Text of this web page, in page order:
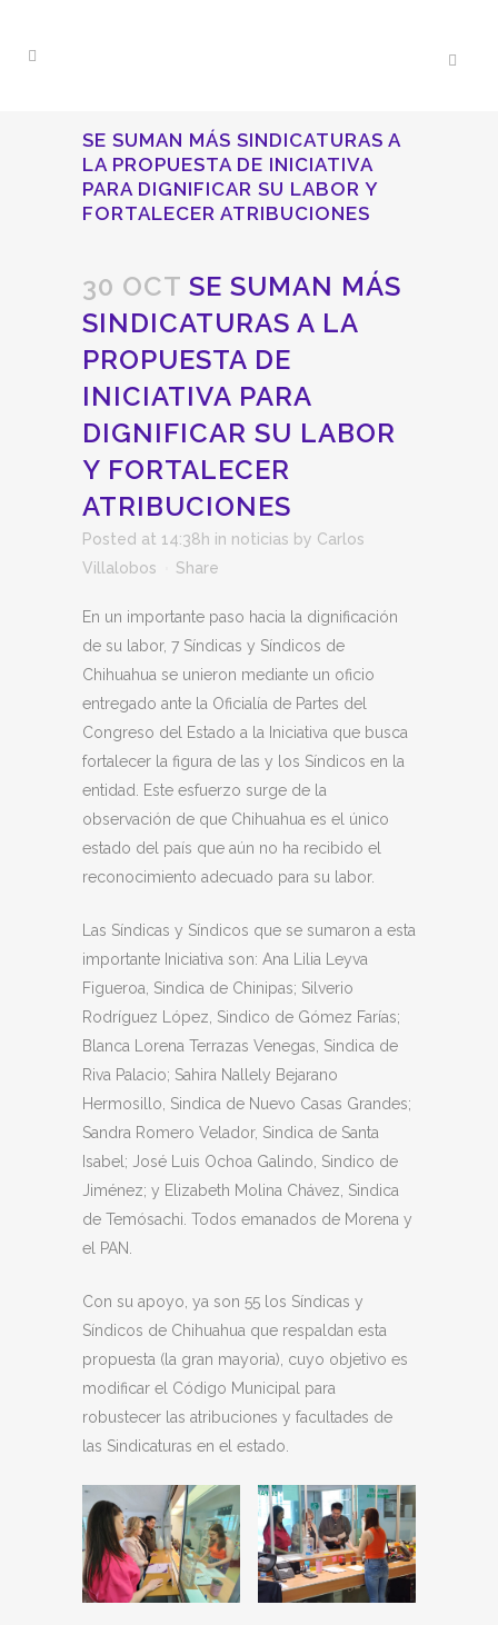
SE SUMAN MÁS SINDICATURAS A
LA PROPUESTA DE INICIATIVA
PARA DIGNIFICAR SU LABOR Y
FORTALECER ATRIBUCIONES
30 OCT SE SUMAN MÁS
SINDICATURAS A LA
PROPUESTA DE
INICIATIVA PARA
DIGNIFICAR SU LABOR
Y FORTALECER
ATRIBUCIONES
Posted at 14:38h in noticias by Carlos
Villalobos
Share
En un importante paso hacia la dignificación
de su labor, 7 Síndicas y Síndicos de
Chihuahua se unieron mediante un oficio
entregado ante la Oficialía de Partes del
Congreso del Estado a la Iniciativa que busca
fortalecer la figura de las y los Síndicos en la
entidad. Este esfuerzo surge de la
observación de que Chihuahua es el único
estado del país que aún no ha recibido el
reconocimiento adecuado para su labor.
Las Síndicas y Síndicos que se sumaron a esta
importante Iniciativa son: Ana Lilia Leyva
Figueroa, Sindica de Chinipas; Silverio
Rodríguez López, Sindico de Gómez Farías;
Blanca Lorena Terrazas Venegas, Sindica de
Riva Palacio; Sahira Nallely Bejarano
Hermosillo, Sindica de Nuevo Casas Grandes;
Sandra Romero Velador, Sindica de Santa
Isabel; José Luis Ochoa Galindo, Sindico de
Jiménez; y Elizabeth Molina Chávez, Sindica
de Temósachi. Todos emanados de Morena y
el PAN.
Con su apoyo, ya son 55 los Síndicas y
Síndicos de Chihuahua que respaldan esta
propuesta (la gran mayoria), cuyo objetivo es
modificar el Código Municipal para
robustecer las atribuciones y facultades de
las Sindicaturas en el estado.